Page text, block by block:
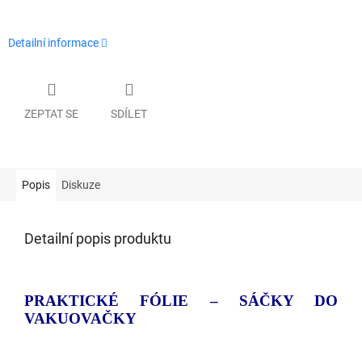
Detailní informace
ZEPTAT SE SDÍLET
Popis Diskuze
Detailní popis produktu
PRAKTICKÉ FÓLIE – SÁČKY DO
VAKUOVAČKY